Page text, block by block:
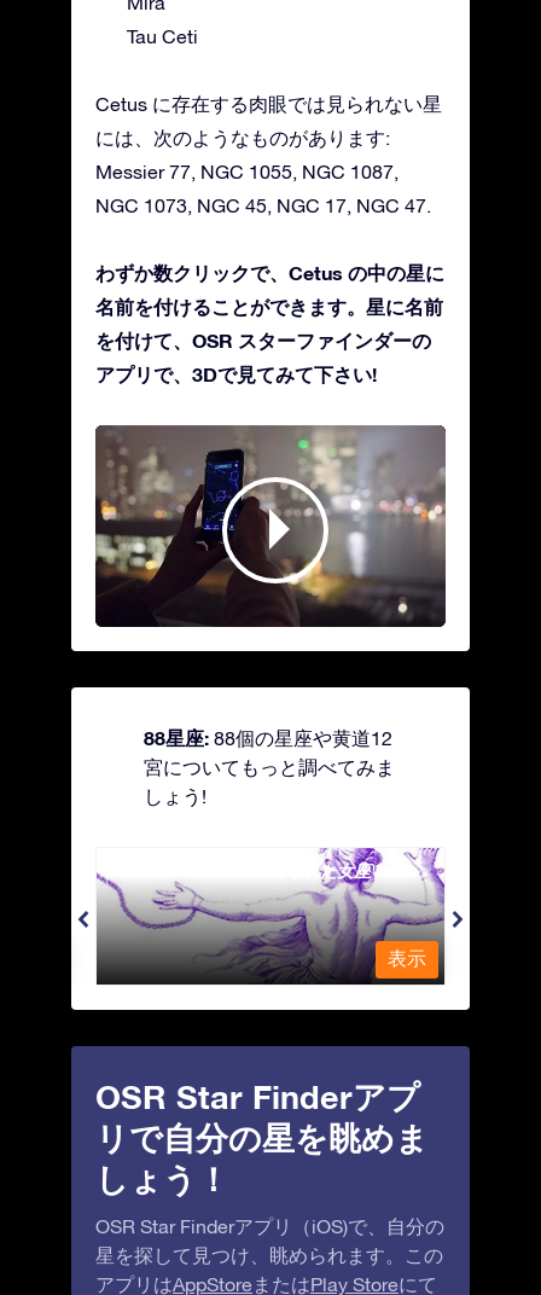
Tau Ceti
Cetus に存在する肉眼では見られない星
には、次のようなものがあります:
Messier 77, NGC 1055, NGC 1087,
NGC 1073, NGC 45, NGC 17, NGC 47.
わずか数クリックで、Cetus の中の星に
名前を付けることができます。星に名前
を付けて、OSR スターファインダーの
アプリで、3Dで見てみて下さい!
88星座: 88個の星座や黄道12
宮についてもっと調べてみま
しょう!
Andromeda - 鎖で縛られた女座
表示
OSR Star Finderアプ
リで自分の星を眺めま
しょう！
OSR Star Finderアプリ（iOS)で、自分の
星を探して見つけ、眺められます。この
アプリはAppStore またはPlay Storeにて